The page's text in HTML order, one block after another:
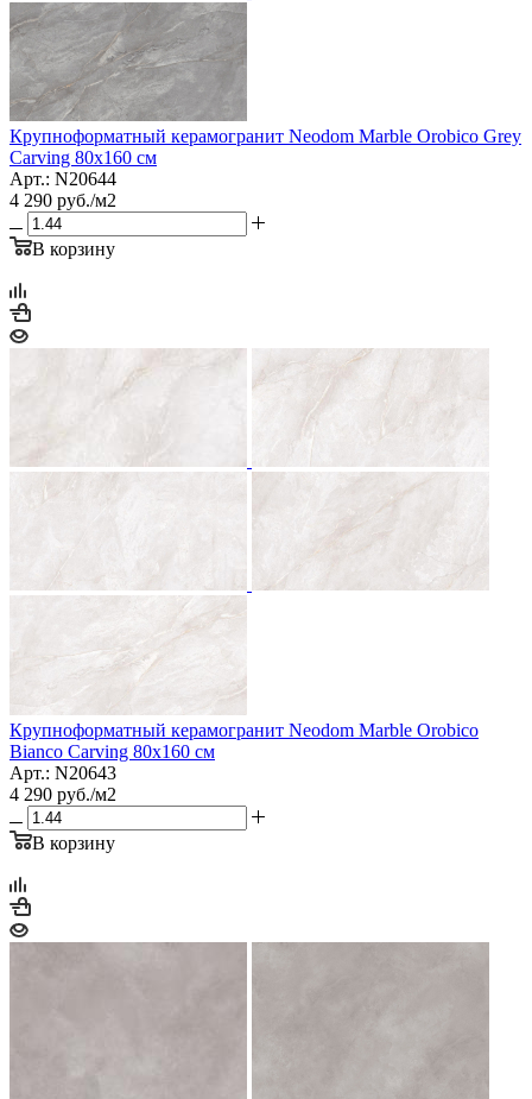
Крупноформатный керамогранит Neodom Marble Orobico Grey
Carving 80x160 см
Арт.: N20644
4 290 руб./м2
В корзину
Крупноформатный керамогранит Neodom Marble Orobico
Bianco Carving 80x160 см
Арт.: N20643
4 290 руб./м2
В корзину